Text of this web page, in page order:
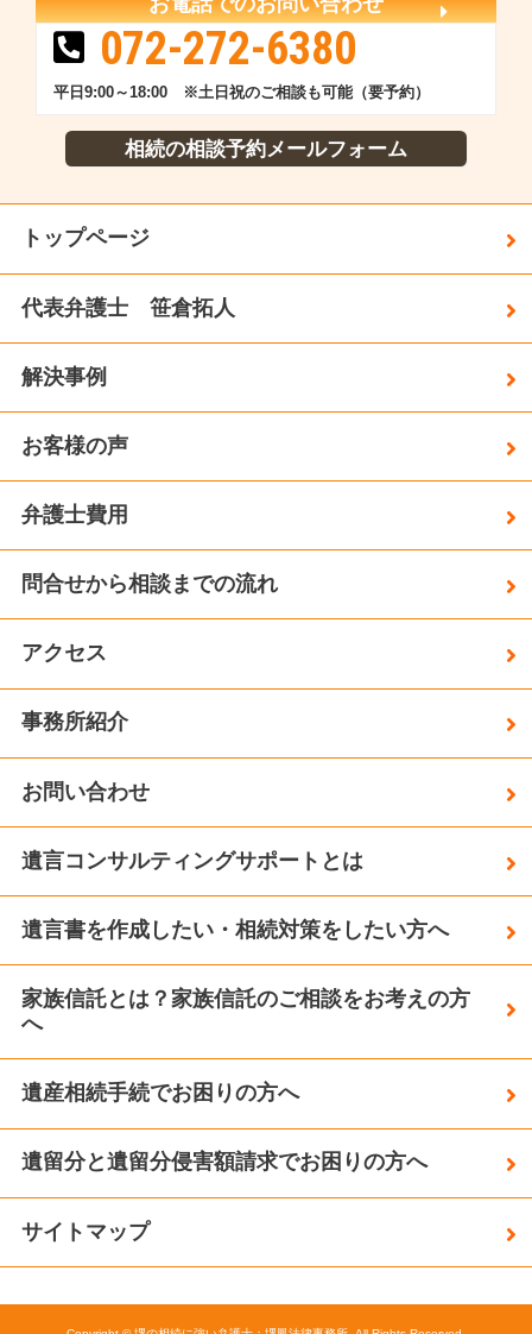
072-272-6380
平日9:00～18:00 ※土日祝のご相談も可能（要予約）
相続の相談予約メールフォーム
トップページ
代表弁護士 笹倉拓人
解決事例
お客様の声
弁護士費用
問合せから相談までの流れ
アクセス
事務所紹介
お問い合わせ
遺言コンサルティングサポートとは
遺言書を作成したい・相続対策をしたい方へ
家族信託とは？家族信託のご相談をお考えの方
へ
遺産相続手続でお困りの方へ
遺留分と遺留分侵害額請求でお困りの方へ
サイトマップ